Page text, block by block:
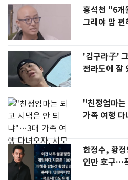
홍석천 "6개
그래야 맘
'김구라子'
전라도에
"친정엄마
가족 여행
한정수, 황
인만 호구…